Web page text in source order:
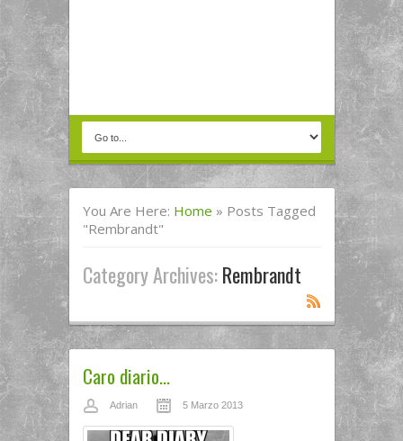
You Are Here: Home » Posts Tagged
"rembrandt"
Category Archives:Rembrandt
Caro diario…
Adrian 5 Marzo 2013